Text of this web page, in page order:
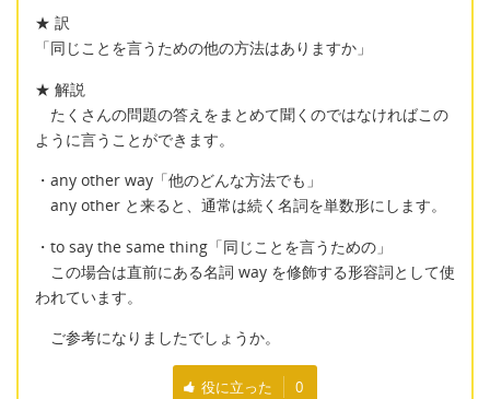
★ 訳
「同じことを言うための他の方法はありますか」
★ 解説
たくさんの問題の答えをまとめて聞くのではなければこの
ように言うことができます。
・any other way「他のどんな方法でも」
any other と来ると、通常は続く名詞を単数形にします。
・to say the same thing「同じことを言うための」
この場合は直前にある名詞 way を修飾する形容詞として使
われています。
ご参考になりましたでしょうか。
役に立った 0